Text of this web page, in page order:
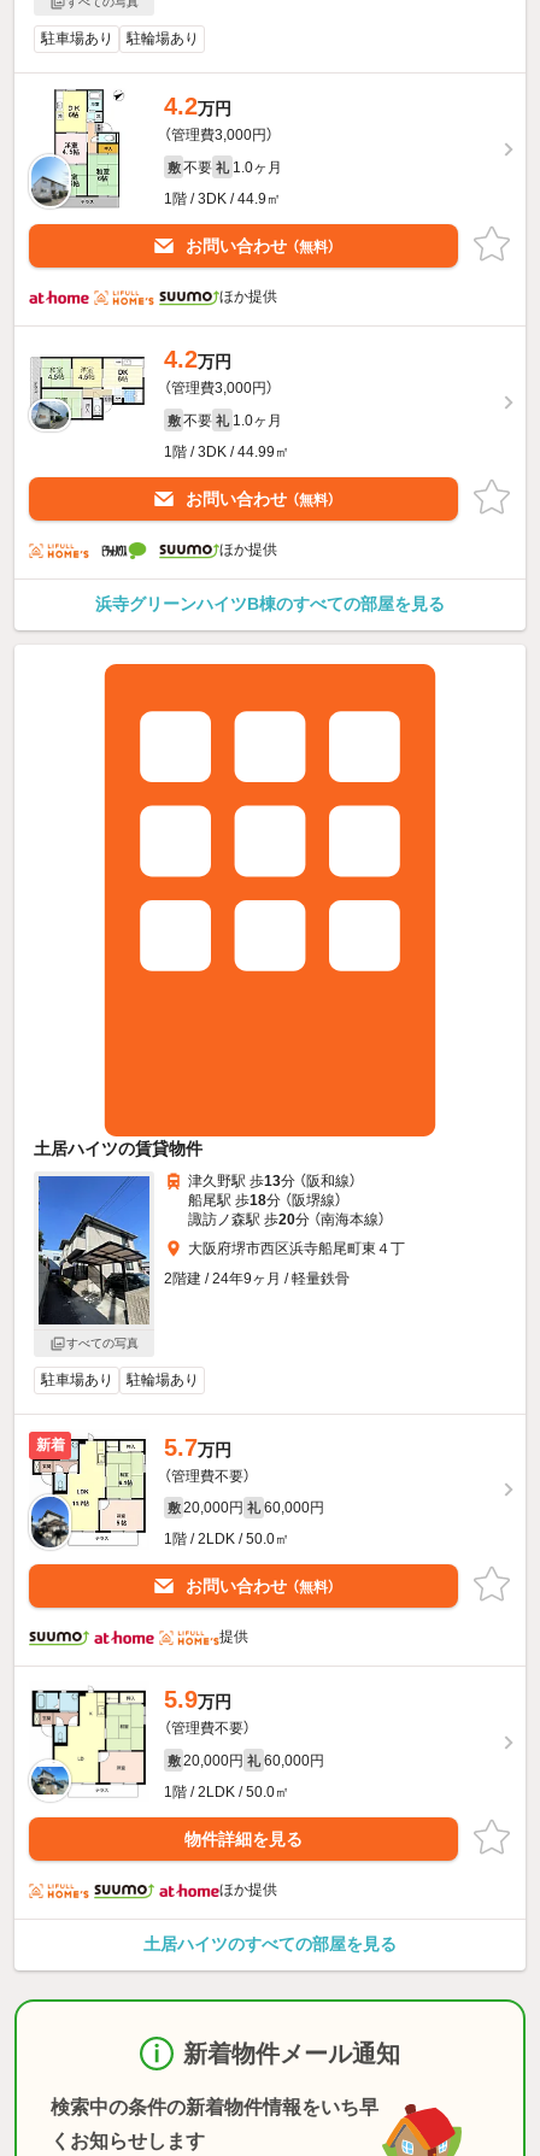
駐車場あり 駐輪場あり
4.2万円
（管理費3,000円）
敷 不要 礼 1.0ヶ月
1階 / 3DK / 44.9㎡
お問い合わせ （無料）
ほか提供
4.2万円
（管理費3,000円）
敷 不要 礼 1.0ヶ月
1階 / 3DK / 44.99㎡
お問い合わせ （無料）
ほか提供
浜寺グリーンハイツB棟のすべての部屋を見る
土居ハイツの賃貸物件
すべての写真
津久野駅 歩13分 （阪和線）
船尾駅 歩18分 （阪堺線）
諏訪ノ森駅 歩20分 （南海本線）
大阪府堺市西区浜寺船尾町東４丁
2階建 / 24年9ヶ月 / 軽量鉄骨
駐車場あり 駐輪場あり
新着 5.7万円
（管理費不要）
敷 20,000円 礼 60,000円
1階 / 2LDK / 50.0㎡
お問い合わせ （無料）
提供
5.9万円
（管理費不要）
敷 20,000円 礼 60,000円
1階 / 2LDK / 50.0㎡
物件詳細を見る
ほか提供
土居ハイツのすべての部屋を見る
新着物件メール通知
検索中の条件の新着物件情報をいち早
くお知らせします